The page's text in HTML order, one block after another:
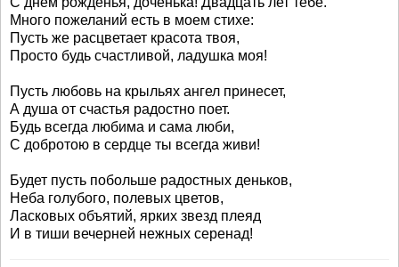
Много пожеланий есть в моем стихе:
Пусть же расцветает красота твоя,
Просто будь счастливой, ладушка моя!
Пусть любовь на крыльях ангел принесет,
А душа от счастья радостно поет.
Будь всегда любима и сама люби,
С добротою в сердце ты всегда живи!
Будет пусть побольше радостных деньков,
Неба голубого, полевых цветов,
Ласковых объятий, ярких звезд плеяд
И в тиши вечерней нежных серенад!